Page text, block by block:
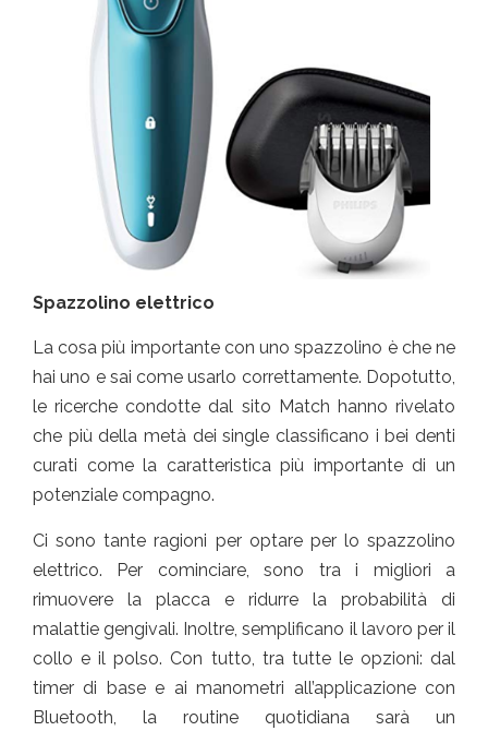
Spazzolino elettrico
La cosa più importante con uno spazzolino è che ne
hai uno e sai come usarlo correttamente. Dopotutto,
le ricerche condotte dal sito Match hanno rivelato
che più della metà dei single classificano i bei denti
curati come la caratteristica più importante di un
potenziale compagno.
Ci sono tante ragioni per optare per lo spazzolino
elettrico. Per cominciare, sono tra i migliori a
rimuovere la placca e ridurre la probabilità di
malattie gengivali. Inoltre, semplificano il lavoro per il
collo e il polso. Con tutto, tra tutte le opzioni: dal
timer di base e ai manometri all’applicazione con
Bluetooth, la routine quotidiana sarà un